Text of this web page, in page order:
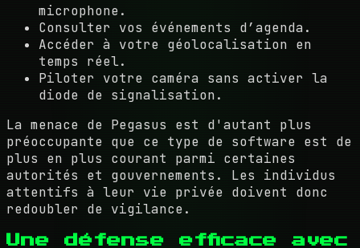
microphone.
Consulter vos événements d’agenda.
Accéder à votre géolocalisation en
temps réel.
Piloter votre caméra sans activer la
diode de signalisation.
La menace de Pegasus est d'autant plus
préoccupante que ce type de software est de
plus en plus courant parmi certaines
autorités et gouvernements. Les individus
attentifs à leur vie privée doivent donc
redoubler de vigilance.
Une défense efficace avec